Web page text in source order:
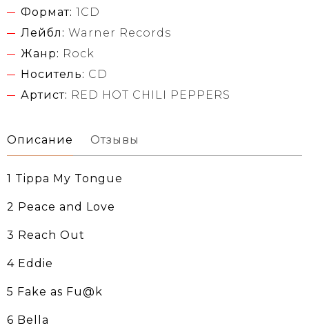
Формат: 1CD
Лейбл: Warner Records
Жанр: Rock
Носитель: CD
Артист: RED HOT CHILI PEPPERS
Описание Отзывы
1 Tippa My Tongue
2 Peace and Love
3 Reach Out
4 Eddie
5 Fake as Fu@k
6 Bella